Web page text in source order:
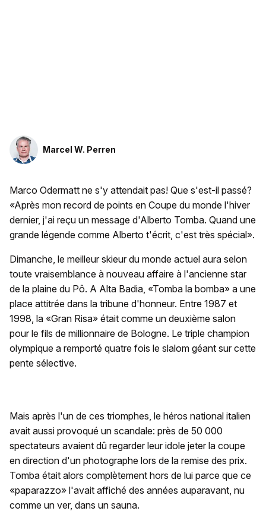
Marcel W. Perren
Marco Odermatt ne s'y attendait pas! Que s'est-il passé?
«Après mon record de points en Coupe du monde l'hiver
dernier, j'ai reçu un message d'Alberto Tomba. Quand une
grande légende comme Alberto t'écrit, c'est très spécial».
Dimanche, le meilleur skieur du monde actuel aura selon
toute vraisemblance à nouveau affaire à l'ancienne star
de la plaine du Pô. A Alta Badia, «Tomba la bomba» a une
place attitrée dans la tribune d'honneur. Entre 1987 et
1998, la «Gran Risa» était comme un deuxième salon
pour le fils de millionnaire de Bologne. Le triple champion
olympique a remporté quatre fois le slalom géant sur cette
pente sélective.
Mais après l'un de ces triomphes, le héros national italien
avait aussi provoqué un scandale: près de 50 000
spectateurs avaient dû regarder leur idole jeter la coupe
en direction d'un photographe lors de la remise des prix.
Tomba était alors complètement hors de lui parce que ce
«paparazzo» l'avait affiché des années auparavant, nu
comme un ver, dans un sauna.